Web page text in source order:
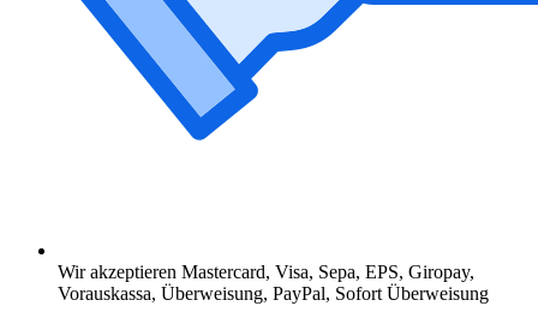
Wir akzeptieren Mastercard, Visa, Sepa, EPS, Giropay,
Vorauskassa, Überweisung, PayPal, Sofort Überweisung